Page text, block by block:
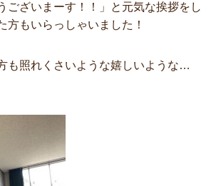
ございまーす！！」と元気な挨拶をし
方もいらっしゃいました！
も照れくさいような嬉しいような…